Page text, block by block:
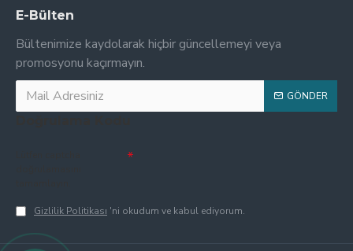
E-Bülten
Bültenimize kaydolarak hiçbir güncellemeyi veya
promosyonu kaçırmayın.
GÖNDER
Gizlilik Politikası 'ni okudum ve kabul ediyorum.